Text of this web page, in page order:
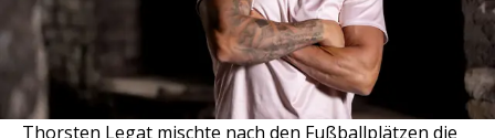
Thorsten Legat mischte nach den Fußballplätzen die